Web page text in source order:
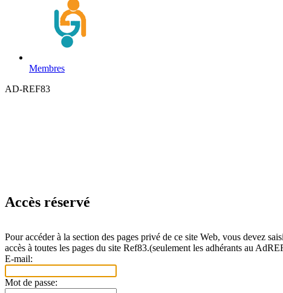
Membres
AD-REF83
Accès réservé
Pour accéder à la section des pages privé de ce site Web, vous devez
accès à toutes les pages du site Ref83.(seulement les adhérants au
E-mail:
Mot de passe: